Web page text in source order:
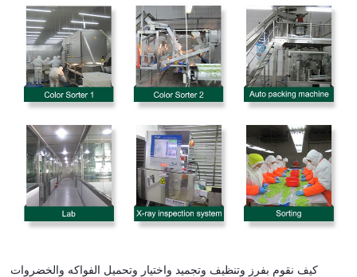
كيف نقوم بفرز وتنظيف وتجميد واختيار وتحميل الفواكه والخضروات